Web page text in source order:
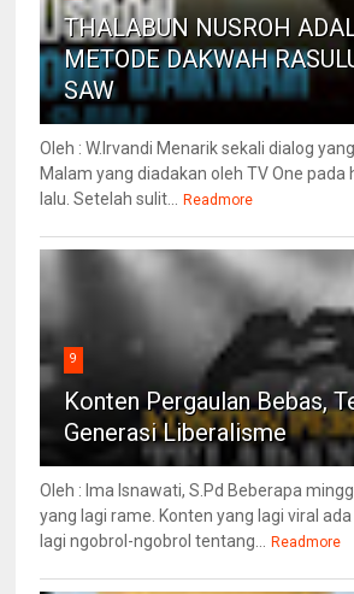
THALABUN NUSROH
METODE DAKWAH
SAW
Oleh : W.Irvandi Menarik sekali dialog
Malam yang diadakan oleh TV One pada
lalu. Setelah sulit... Readmore
9
Konten Pergaulan Bebas,
Generasi Liberalisme
Oleh : Ima Isnawati, S.Pd Beberapa
yang lagi rame. Konten yang lagi viral
lagi ngobrol-ngobrol tentang... Readmore